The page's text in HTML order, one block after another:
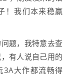
！我们本来稳赢
题，我特意去查
有人说自己用的
3A大作都流畅得